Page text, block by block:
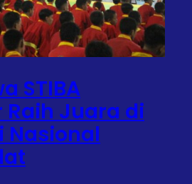
STIBA
Raih Juara di
Nasional